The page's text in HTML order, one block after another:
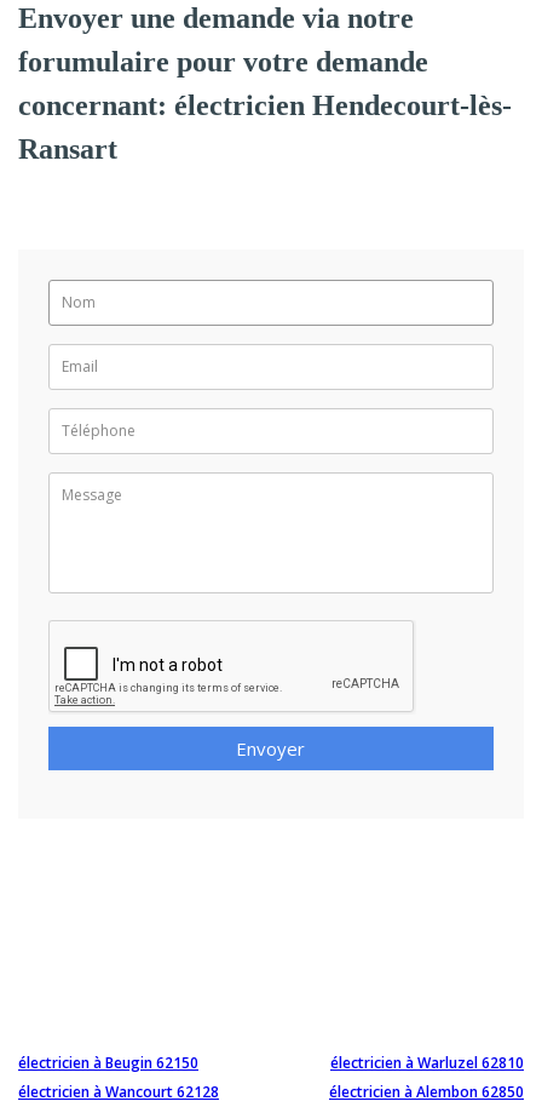
Envoyer une demande via notre
forumulaire pour votre demande
concernant: électricien Hendecourt-lès-
Ransart
Envoyer
électricien à Beugin 62150
électricien à Warluzel 62810
électricien à Wancourt 62128
électricien à Alembon 62850